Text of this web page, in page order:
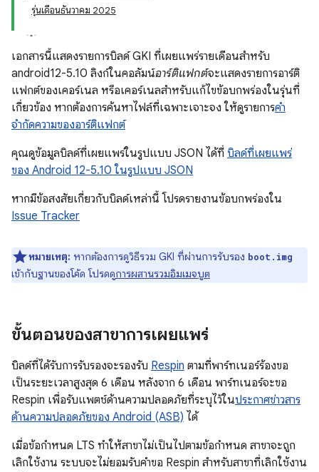
รุ่นเดือนธันวาคม 2025
เอกสารนี้แสดงรายการบิลด์ GKI ที่เผยแพร่รายเดือนสำหรับ
android12-5.10 ลิงก์ในคอลัมน์อาร์ติแฟกต์จะแสดงรายการอาร์ติ
แฟกต์ของเคอร์เนล หรือเคอร์เนลสำหรับแก้ไขข้อบกพร่องในรุ่นที่
เกี่ยวข้อง หากต้องการค้นหาไฟล์ที่เฉพาะเจาะจง ให้ดูรายการคำ
จำกัดความของอาร์ติแฟกต์
คุณดูข้อมูลบิลด์ที่เผยแพร่ในรูปแบบ JSON ได้ที่ บิลด์ที่เผยแพร่
ของ Android 12-5.10 ในรูปแบบ JSON
หากมีข้อสงสัยเกี่ยวกับบิลด์เหล่านี้ โปรดรายงานข้อบกพร่องใน
Issue Tracker
หมายเหตุ: หากต้องการดูวิธีรวม GKI ที่ผ่านการรับรอง boot.img
เข้ากับฐานของโค้ด โปรดดูการผสานรวมอิมเมจบูต
ขั้นตอนของสาขาการเผยแพร่
บิลด์ที่ได้รับการรับรองจะรองรับ Respin ตามที่พาร์ทเนอร์ร้องขอ
เป็นระยะเวลาสูงสุด 6 เดือน หลังจาก 6 เดือน พาร์ทเนอร์จะขอ
Respin เพื่อรับแพตช์ด้านความปลอดภัยที่ระบุไว้ในประกาศข่าวสาร
ด้านความปลอดภัยของ Android (ASB) ได้
เมื่อข้อกำหนด LTS ทำให้สาขาไม่เป็นไปตามข้อกำหนด สาขาจะถูก
เลิกใช้งาน ระบบจะไม่ยอมรับคำขอ Respin สำหรับสาขาที่เลิกใช้งาน